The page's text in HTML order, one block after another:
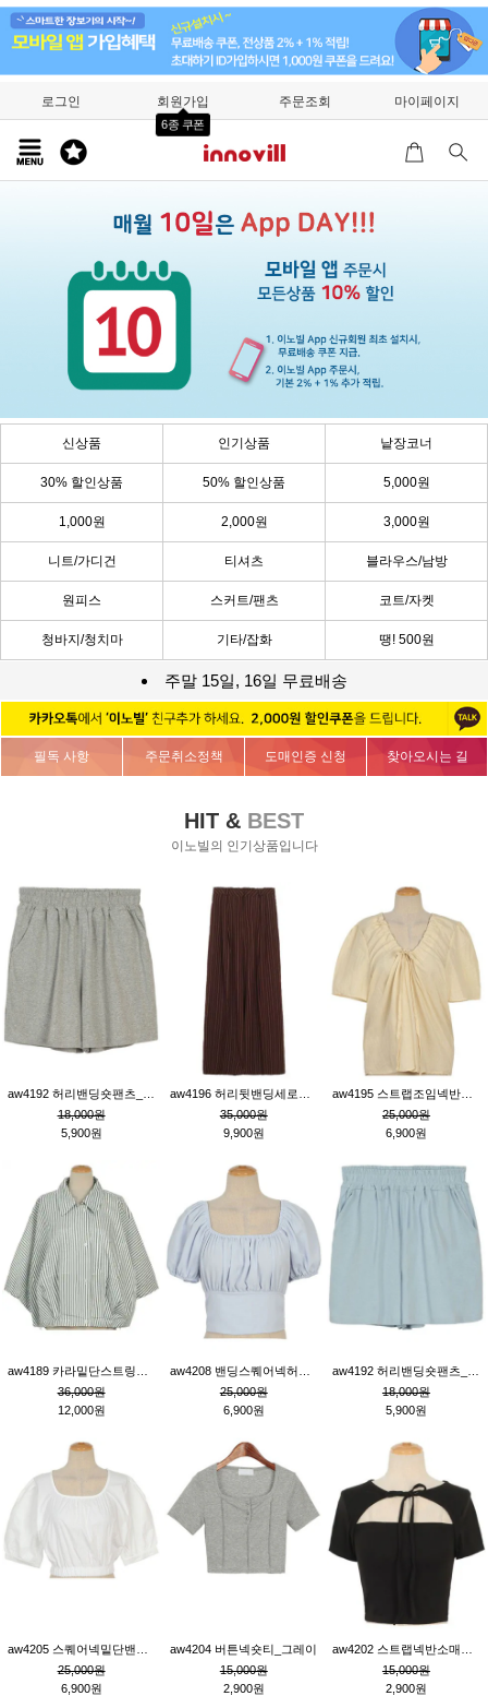
로그인 회원가입
6종 쿠폰
주문조회 마이페이지
신상품 인기상품 낱장코너
30% 할인상품 50% 할인상품 5,000원
1,000원 2,000원 3,000원
니트/가디건 티셔츠 블라우스/남방
원피스 스커트/팬츠 코트/자켓
청바지/청치마 기타/잡화 땡! 500원
주말 15일, 16일 무료배송
필독 사항 주문취소정책 도매인증 신청 찾아오시는 길
HIT & BEST
이노빌의 인기상품입니다
18,000원
5,900원
35,000원
9,900원
25,000원
6,900원
36,000원
12,000원
25,000원
6,900원
18,000원
5,900원
25,000원
6,900원
aw4204 버튼넥숏티_그레이
15,000원
2,900원
15,000원
2,900원